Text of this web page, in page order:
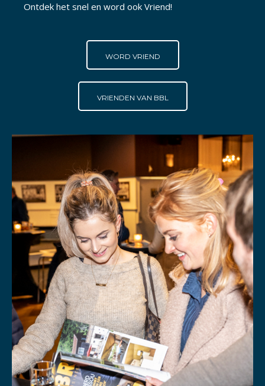
Ontdek het snel en word ook Vriend!
WORD VRIEND
VRIENDEN VAN BBL